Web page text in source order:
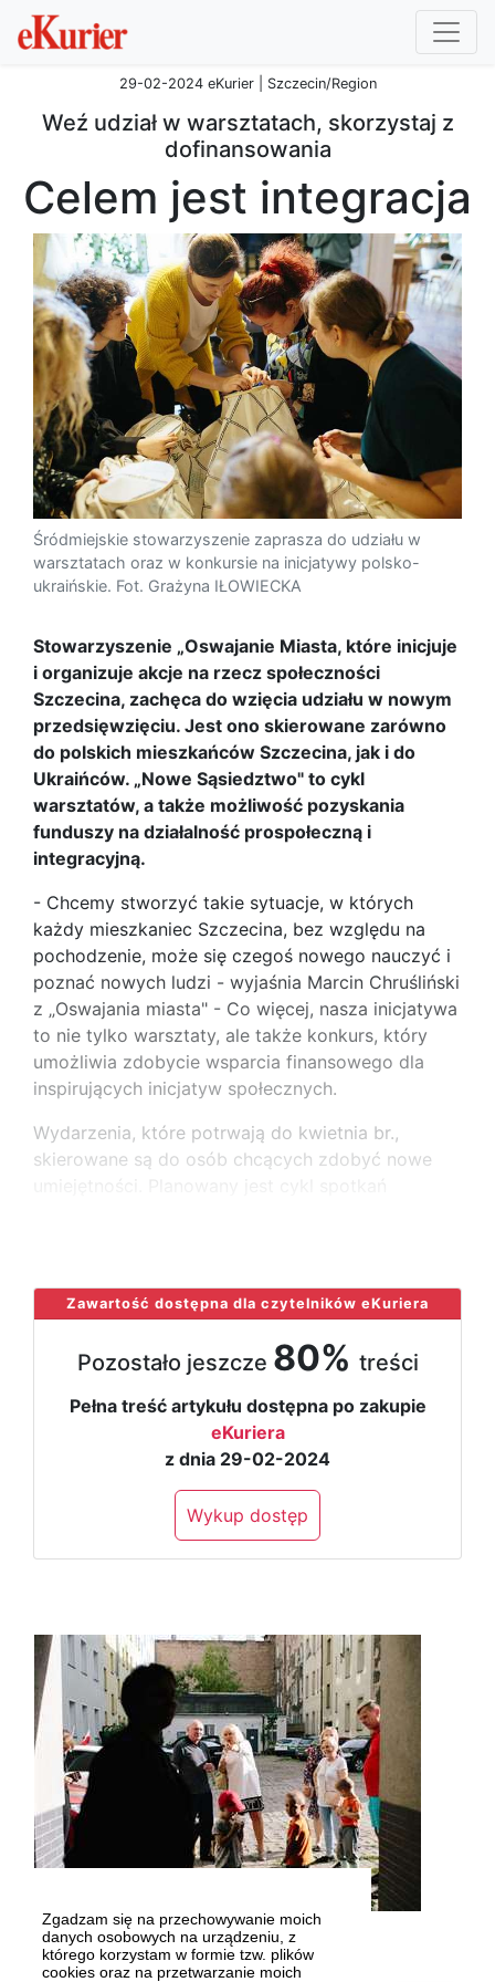
Zgadzam się na przechowywanie moich
danych osobowych na urządzeniu, z
którego korzystam w formie tzw. plików
cookies oraz na przetwarzanie moich
29-02-2024 eKurier | Szczecin/Region
Weź udział w warsztatach, skorzystaj z
dofinansowania
Celem jest integracja
Śródmiejskie stowarzyszenie zaprasza do udziału w
warsztatach oraz w konkursie na inicjatywy polsko-
ukraińskie. Fot. Grażyna IŁOWIECKA
Stowarzyszenie „Oswajanie Miasta, które inicjuje
i organizuje akcje na rzecz społeczności
Szczecina, zachęca do wzięcia udziału w nowym
przedsięwzięciu. Jest ono skierowane zarówno
do polskich mieszkańców Szczecina, jak i do
Ukraińców. „Nowe Sąsiedztwo" to cykl
warsztatów, a także możliwość pozyskania
funduszy na działalność prospołeczną i
integracyjną.
- Chcemy stworzyć takie sytuacje, w których
każdy mieszkaniec Szczecina, bez względu na
pochodzenie, może się czegoś nowego nauczyć i
poznać nowych ludzi - wyjaśnia Marcin Chruśliński
z „Oswajania miasta" - Co więcej, nasza inicjatywa
to nie tylko warsztaty, ale także konkurs, który
umożliwia zdobycie wsparcia finansowego dla
inspirujących inicjatyw społecznych.
Wydarzenia, które potrwają do kwietnia br.,
skierowane są do osób chcących zdobyć nowe
Zawartość dostępna dla czytelników eKuriera
Pozostało jeszcze 80% treści
Pełna treść artykułu dostępna po zakupie
eKuriera
z dnia 29-02-2024
Wykup dostęp
Fot. Grażyna IŁOWIECKA